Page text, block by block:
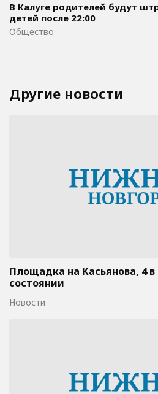
В Калуге родителей будут
детей после 22:00
Общество
Другие новости
Площадка на Касьянова, 4
состоянии
Новости